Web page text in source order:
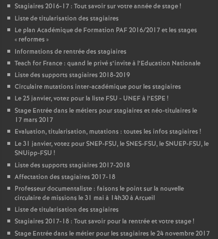
Stagiaires 2016-17 : Tout savoir sur votre année de stage!
Liste de titularisation des stagiaires
Le plan Académique de Formation PAF2016/2017 et les stages
« reformes »
Informations de rentrée des stagiaires
Teach for France : quand le privé s’invite à l’Education Nationale
Liste des supports stagiaires 2018-2019
Circulaire mutations inter-académique pour les stagiaires
Le 25 janvier, votez pour la liste FSU - UNEFà l’ESPE !
Stage Entrée dans le métiers pour stagiaires et néo-titulaires le
17 mars 2017
Evaluation, titularisation, mutations : toutes les infos stagiaires !
Le 31 janvier, votez pourSNEP-FSU, leSNES-FSU, leSNUEP-FSU, le
SNUipp-FSU !
Liste des supports stagiaires 2017-2018
Affectation des stagiaires 2017-18
Professeur documentaliste : faisons le point sur la nouvelle
circulaire de missions le 31 mai à 14h30 à Arcueil
Liste de titularisation des stagiaires
Stagiaires 2017-18 : Tout savoir pour la rentrée et votre stage!
Stage Entrée dans le métier pour les stagiaires le 24 novembre 2017